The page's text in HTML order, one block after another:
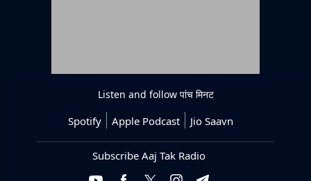
Listen and follow पांच मिनट
Spotify Apple Podcast Jio Saavn
Subscribe Aaj Tak Radio